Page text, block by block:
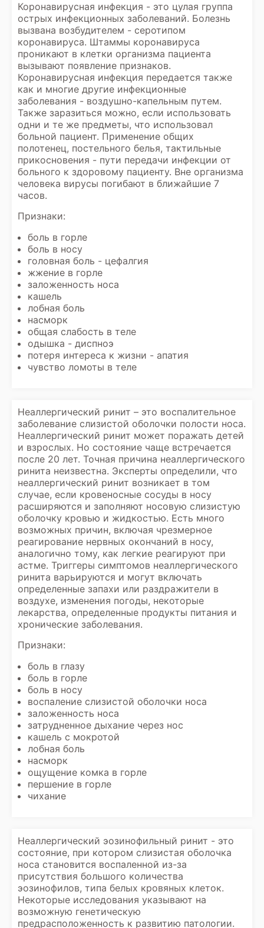
Коронавирусная инфекция - это цулая группа
острых инфекционных заболеваний. Болезнь
вызвана возбудителем - серотипом
коронавируса. Штаммы коронавируса
проникают в клетки организма пациента
вызывают появление признаков.
Коронавирусная инфекция передается также
как и многие другие инфекционные
заболевания - воздушно-капельным путем.
Также заразиться можно, если использовать
одни и те же предметы, что использовал
больной пациент. Применение общих
полотенец, постельного белья, тактильные
прикосновения - пути передачи инфекции от
больного к здоровому пациенту. Вне организма
человека вирусы погибают в ближайшие 7
часов.
Признаки:
боль в горле
боль в носу
головная боль - цефалгия
жжение в горле
заложенность носа
кашель
лобная боль
насморк
общая слабость в теле
одышка - диспноэ
потеря интереса к жизни - апатия
чувство ломоты в теле
Неаллергический ринит – это воспалительное
заболевание слизистой оболочки полости носа.
Неаллергический ринит может поражать детей
и взрослых. Но состояние чаще встречается
после 20 лет. Точная причина неаллергического
ринита неизвестна. Эксперты определили, что
неаллергический ринит возникает в том
случае, если кровеносные сосуды в носу
расширяются и заполняют носовую слизистую
оболочку кровью и жидкостью. Есть много
возможных причин, включая чрезмерное
реагирование нервных окончаний в носу,
аналогично тому, как легкие реагируют при
астме. Триггеры симптомов неаллергического
ринита варьируются и могут включать
определенные запахи или раздражители в
воздухе, изменения погоды, некоторые
лекарства, определенные продукты питания и
хронические заболевания.
Признаки:
боль в глазу
боль в горле
боль в носу
воспаление слизистой оболочки носа
заложенность носа
затрудненное дыхание через нос
кашель с мокротой
лобная боль
насморк
ощущение комка в горле
першение в горле
чихание
Неаллергический эозинофильный ринит - это
состояние, при котором слизистая оболочка
носа становится воспаленной из-за
присутствия большого количества
эозинофилов, типа белых кровяных клеток.
Некоторые исследования указывают на
возможную генетическую
предрасположенность к развитию патологии.